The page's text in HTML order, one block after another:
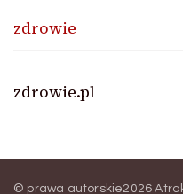
zdrowie
zdrowie.pl
© prawa autorskie2026